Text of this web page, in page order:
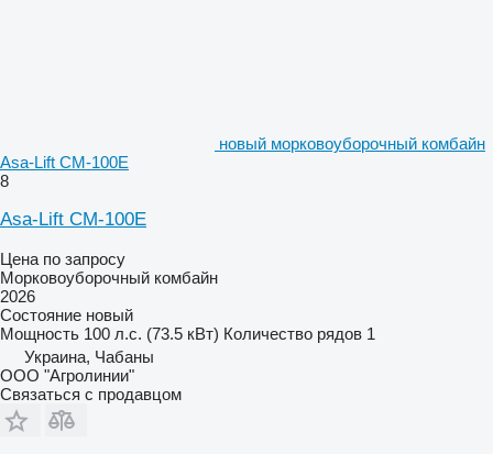
новый морковоуборочный комбайн
Asa-Lift CM-100E
8
Asa-Lift CM-100E
Цена по запросу
Морковоуборочный комбайн
2026
Состояние новый
Мощность 100 л.с. (73.5 кВт) Количество рядов 1
Украина, Чабаны
ООО "Агролинии"
Связаться с продавцом